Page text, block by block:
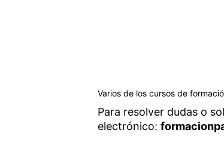
Varios de los cursos de
Para resolver dudas o
electrónico: